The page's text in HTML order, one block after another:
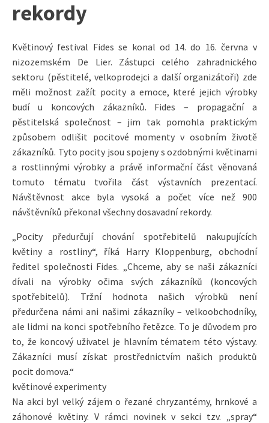
rekordy
Květinový festival Fides se konal od 14. do 16. června v
nizozemském De Lier. Zástupci celého zahradnického
sektoru (pěstitelé, velkoprodejci a další organizátoři) zde
měli možnost zažít pocity a emoce, které jejich výrobky
budí u koncových zákazníků. Fides – propagační a
pěstitelská společnost – jim tak pomohla praktickým
způsobem odlišit pocitové momenty v osobním životě
zákazníků. Tyto pocity jsou spojeny s ozdobnými květinami
a rostlinnými výrobky a právě informační část věnovaná
tomuto tématu tvořila část výstavních prezentací.
Návštěvnost akce byla vysoká a počet více než 900
návštěvníků překonal všechny dosavadní rekordy.
„Pocity předurčují chování spotřebitelů nakupujících
květiny a rostliny“, říká Harry Kloppenburg, obchodní
ředitel společnosti Fides. „Chceme, aby se naši zákazníci
dívali na výrobky očima svých zákazníků (koncových
spotřebitelů). Tržní hodnota našich výrobků není
předurčena námi ani našimi zákazníky – velkoobchodníky,
ale lidmi na konci spotřebního řetězce. To je důvodem pro
to, že koncový uživatel je hlavním tématem této výstavy.
Zákazníci musí získat prostřednictvím našich produktů
pocit domova.“
květinové experimenty
Na akci byl velký zájem o řezané chryzantémy, hrnkové a
záhonové květiny. V rámci novinek v sekci tzv. „spray“